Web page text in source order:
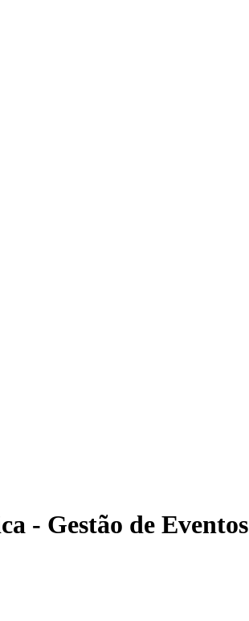
- Gestão de Eventos